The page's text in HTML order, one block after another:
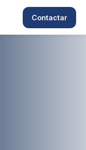
Contactar